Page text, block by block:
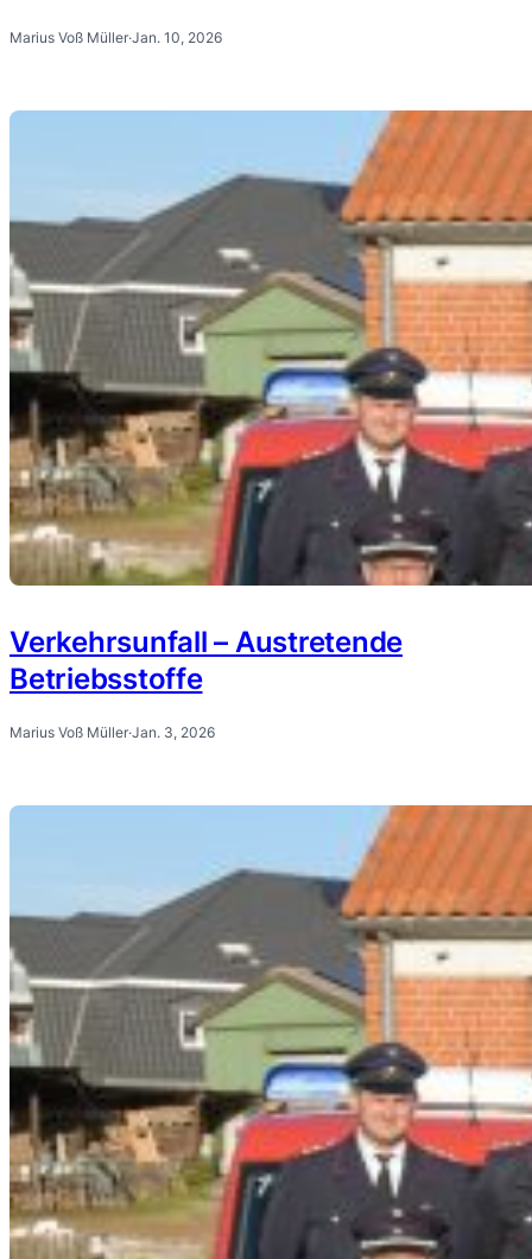
Marius Voß Müller·Jan. 10, 2026
Verkehrsunfall – Austretende
Betriebsstoffe
Marius Voß Müller·Jan. 3, 2026